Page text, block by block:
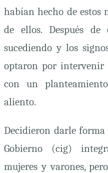
habían hecho de estos
de ellos. Después
sucediendo y los
optaron por intervenir
con un
aliento.
Decidieron darle
Gobierno (cig)
mujeres y varones,